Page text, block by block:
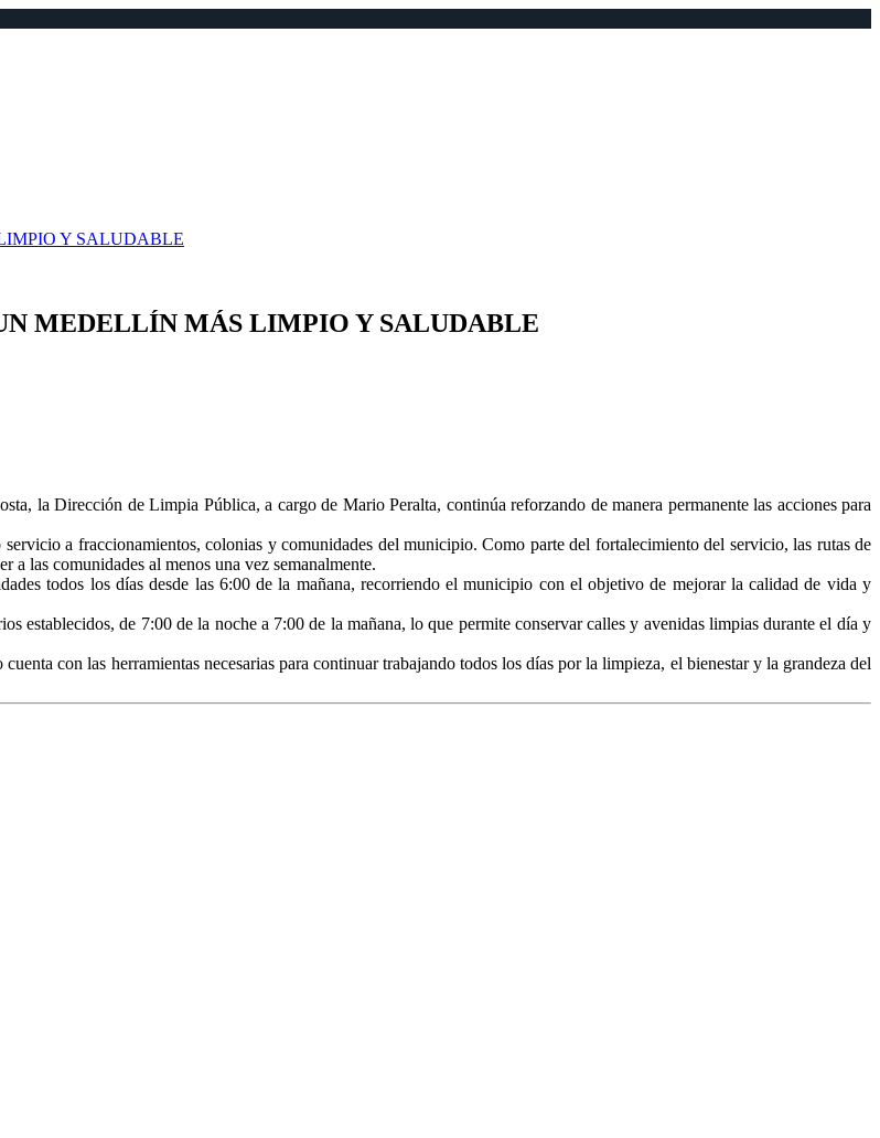
Y SALUDABLE
MEDELLÍN MÁS LIMPIO Y SALUDABLE
la Dirección de Limpia Pública, a cargo de Mario Peralta, continúa reforzando de manera permanente las acciones para
a fraccionamientos, colonias y comunidades del municipio. Como parte del fortalecimiento del servicio, las rutas de
a las comunidades al menos una vez semanalmente.
todos los días desde las 6:00 de la mañana, recorriendo el municipio con el objetivo de mejorar la calidad de vida y
establecidos, de 7:00 de la noche a 7:00 de la mañana, lo que permite conservar calles y avenidas limpias durante el día y
con las herramientas necesarias para continuar trabajando todos los días por la limpieza, el bienestar y la grandeza del